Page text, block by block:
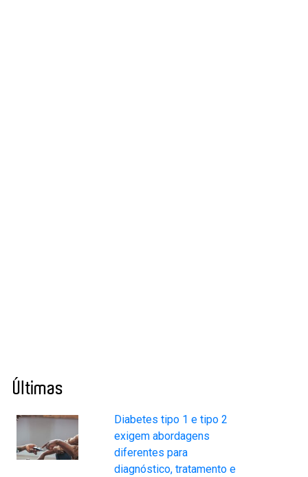
Últimas
Diabetes tipo 1 e tipo 2
exigem abordagens
diferentes para
diagnóstico, tratamento e